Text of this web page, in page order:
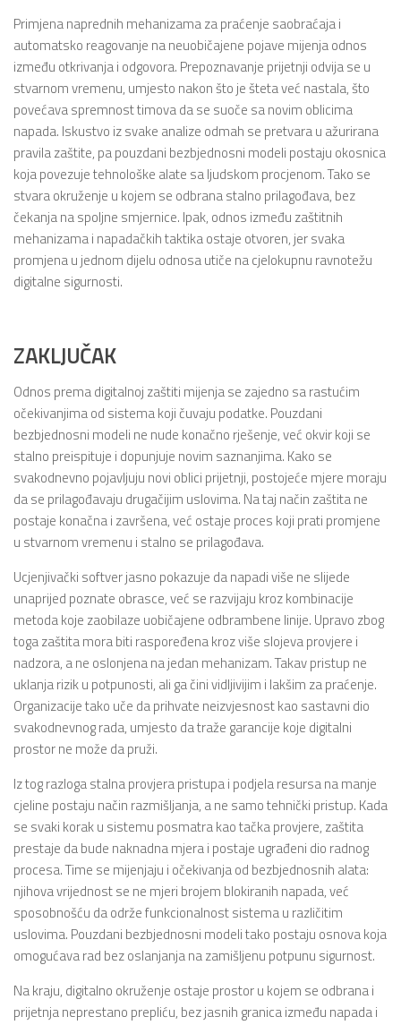
Primjena naprednih mehanizama za praćenje saobraćaja i
automatsko reagovanje na neuobičajene pojave mijenja odnos
između otkrivanja i odgovora. Prepoznavanje prijetnji odvija se u
stvarnom vremenu, umjesto nakon što je šteta već nastala, što
povećava spremnost timova da se suoče sa novim oblicima
napada. Iskustvo iz svake analize odmah se pretvara u ažurirana
pravila zaštite, pa pouzdani bezbjednosni modeli postaju okosnica
koja povezuje tehnološke alate sa ljudskom procjenom. Tako se
stvara okruženje u kojem se odbrana stalno prilagođava, bez
čekanja na spoljne smjernice. Ipak, odnos između zaštitnih
mehanizama i napadačkih taktika ostaje otvoren, jer svaka
promjena u jednom dijelu odnosa utiče na cjelokupnu ravnotežu
digitalne sigurnosti.
ZAKLJUČAK
Odnos prema digitalnoj zaštiti mijenja se zajedno sa rastućim
očekivanjima od sistema koji čuvaju podatke. Pouzdani
bezbjednosni modeli ne nude konačno rješenje, već okvir koji se
stalno preispituje i dopunjuje novim saznanjima. Kako se
svakodnevno pojavljuju novi oblici prijetnji, postojeće mjere moraju
da se prilagođavaju drugačijim uslovima. Na taj način zaštita ne
postaje konačna i završena, već ostaje proces koji prati promjene
u stvarnom vremenu i stalno se prilagođava.
Ucjenjivački softver jasno pokazuje da napadi više ne slijede
unaprijed poznate obrasce, već se razvijaju kroz kombinacije
metoda koje zaobilaze uobičajene odbrambene linije. Upravo zbog
toga zaštita mora biti raspoređena kroz više slojeva provjere i
nadzora, a ne oslonjena na jedan mehanizam. Takav pristup ne
uklanja rizik u potpunosti, ali ga čini vidljivijim i lakšim za praćenje.
Organizacije tako uče da prihvate neizvjesnost kao sastavni dio
svakodnevnog rada, umjesto da traže garancije koje digitalni
prostor ne može da pruži.
Iz tog razloga stalna provjera pristupa i podjela resursa na manje
cjeline postaju način razmišljanja, a ne samo tehnički pristup. Kada
se svaki korak u sistemu posmatra kao tačka provjere, zaštita
prestaje da bude naknadna mjera i postaje ugrađeni dio radnog
procesa. Time se mijenjaju i očekivanja od bezbjednosnih alata:
njihova vrijednost se ne mjeri brojem blokiranih napada, već
sposobnošću da održe funkcionalnost sistema u različitim
uslovima. Pouzdani bezbjednosni modeli tako postaju osnova koja
omogućava rad bez oslanjanja na zamišljenu potpunu sigurnost.
Na kraju, digitalno okruženje ostaje prostor u kojem se odbrana i
prijetnja neprestano prepliću, bez jasnih granica između napada i